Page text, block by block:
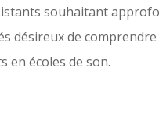
souhaitant
désireux de
en écoles de son.